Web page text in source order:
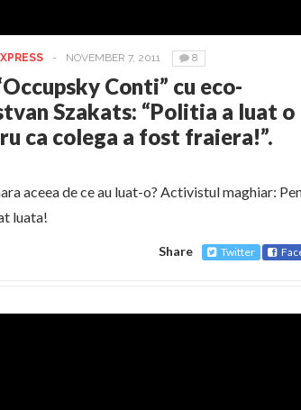
- NOVEMBER 7, 2011 8
Conti” cu eco-
Szakats: “Politia a luat o
ca colega a fost fraiera!”.
aceea de ce au luat-o? Activistul maghiar:
luata!
Share Twitter